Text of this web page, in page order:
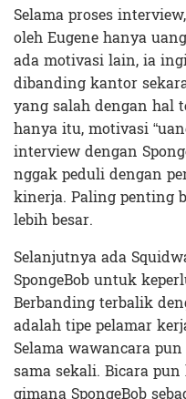
Selama proses
oleh Eugene hanya
ada motivasi lain, ia
dibanding kantor
yang salah dengan hal
hanya itu, motivasi
interview dengan
nggak peduli dengan
kinerja. Paling penting
lebih besar.
Selanjutnya ada
SpongeBob untuk
Berbanding terbalik
adalah tipe pelamar
Selama wawancara
sama sekali. Bicara
gimana SpongeBob